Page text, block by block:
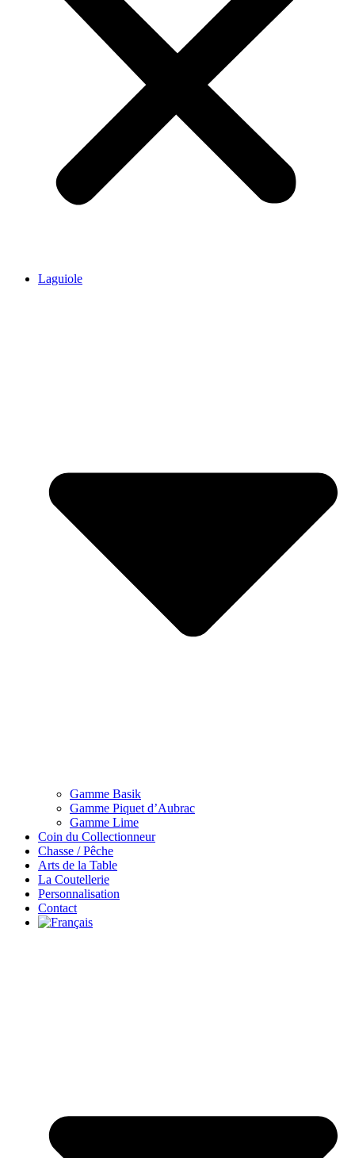
Laguiole
Gamme Basik
Gamme Piquet d’Aubrac
Gamme Lime
Coin du Collectionneur
Chasse / Pêche
Arts de la Table
La Coutellerie
Personnalisation
Contact